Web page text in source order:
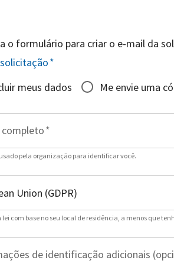
o formulário para criar o e-mail da
*
meus dados
Me envie uma
completo*
pela organização para identificar você.
lei com base no seu local de residência, a menos que
de identificação adicionais